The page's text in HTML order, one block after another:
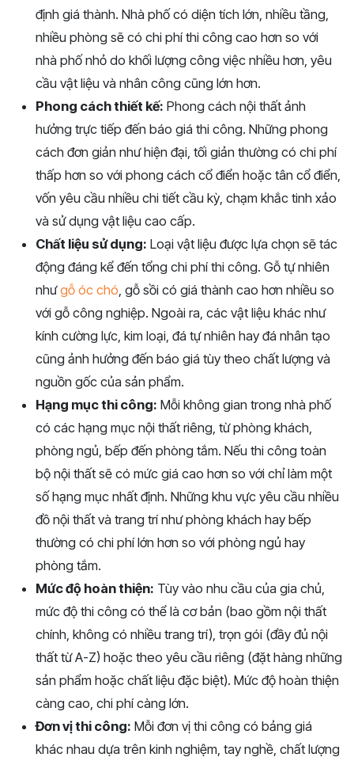
định giá thành. Nhà phố có diện tích lớn, nhiều tầng,
nhiều phòng sẽ có chi phí thi công cao hơn so với
nhà phố nhỏ do khối lượng công việc nhiều hơn, yêu
cầu vật liệu và nhân công cũng lớn hơn.
Phong cách thiết kế: Phong cách nội thất ảnh
hưởng trực tiếp đến báo giá thi công. Những phong
cách đơn giản như hiện đại, tối giản thường có chi phí
thấp hơn so với phong cách cổ điển hoặc tân cổ điển,
vốn yêu cầu nhiều chi tiết cầu kỳ, chạm khắc tinh xảo
và sử dụng vật liệu cao cấp.
Chất liệu sử dụng: Loại vật liệu được lựa chọn sẽ tác
động đáng kể đến tổng chi phí thi công. Gỗ tự nhiên
nhưgỗ óc chó, gỗ sồi có giá thành cao hơn nhiều so
với gỗ công nghiệp. Ngoài ra, các vật liệu khác như
kính cường lực, kim loại, đá tự nhiên hay đá nhân tạo
cũng ảnh hưởng đến báo giá tùy theo chất lượng và
nguồn gốc của sản phẩm.
Hạng mục thi công: Mỗi không gian trong nhà phố
có các hạng mục nội thất riêng, từ phòng khách,
phòng ngủ, bếp đến phòng tắm. Nếu thi công toàn
bộ nội thất sẽ có mức giá cao hơn so với chỉ làm một
số hạng mục nhất định. Những khu vực yêu cầu nhiều
đồ nội thất và trang trí như phòng khách hay bếp
thường có chi phí lớn hơn so với phòng ngủ hay
phòng tắm.
Mức độ hoàn thiện: Tùy vào nhu cầu của gia chủ,
mức độ thi công có thể là cơ bản (bao gồm nội thất
chính, không có nhiều trang trí), trọn gói (đầy đủ nội
thất từ A-Z) hoặc theo yêu cầu riêng (đặt hàng những
sản phẩm hoặc chất liệu đặc biệt). Mức độ hoàn thiện
càng cao, chi phí càng lớn.
Đơn vị thi công: Mỗi đơn vị thi công có bảng giá
khác nhau dựa trên kinh nghiệm, tay nghề, chất lượng